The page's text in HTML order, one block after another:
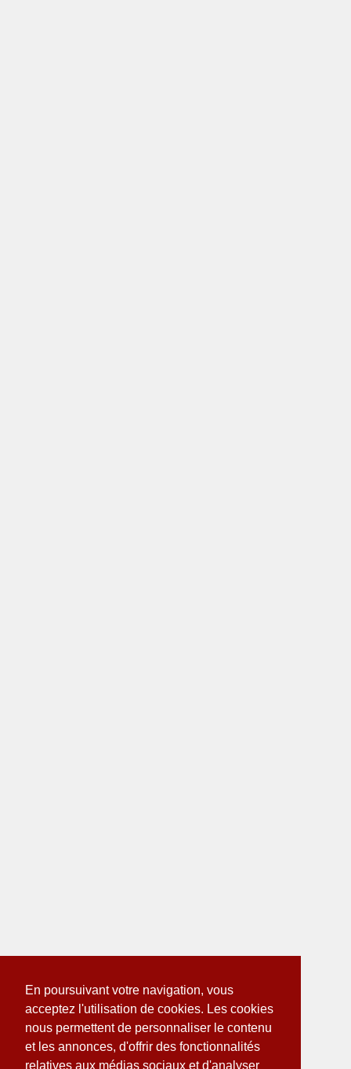
En poursuivant votre navigation, vous
acceptez l'utilisation de cookies. Les cookies
nous permettent de personnaliser le contenu
et les annonces, d'offrir des fonctionnalités
relatives aux médias sociaux et d'analyser